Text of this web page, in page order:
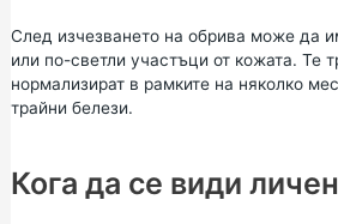
След изчезването на обрива може да
или по-светли участъци от кожата. Те
нормализират в рамките на няколко
трайни белези.
Кога да се види